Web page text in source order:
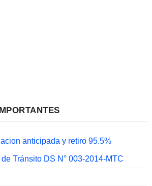
anticipada y retiro 95.5%
Tránsito DS N° 003-2014-MTC